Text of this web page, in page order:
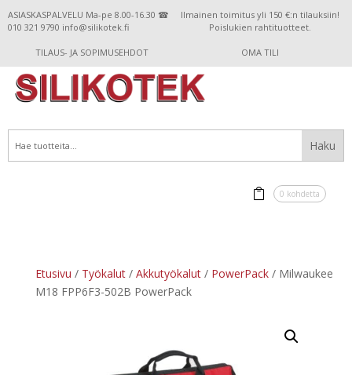
ASIASKASPALVELU Ma-pe 8.00-16.30 ☎
010 321 9790 info@silikotek.fi
Ilmainen toimitus yli 150 €:n tilauksiin!
Poislukien rahtituotteet.
TILAUS- JA SOPIMUSEHDOT OMA TILI
0 kohdetta
Etusivu / Työkalut/ Akkutyökalut/ PowerPack/ Milwaukee
M18 FPP6F3-502B PowerPack